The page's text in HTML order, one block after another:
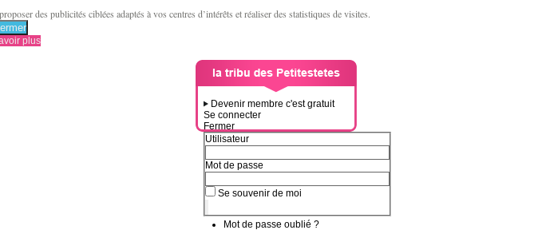
des publicités ciblées adaptés à vos centres d’intérêts et réaliser des statistiques de visites.
plus
Devenir membre c'est gratuit
Se connecter
Fermer
Utilisateur
Mot de passe
Se souvenir de moi
Mot de passe oublié ?